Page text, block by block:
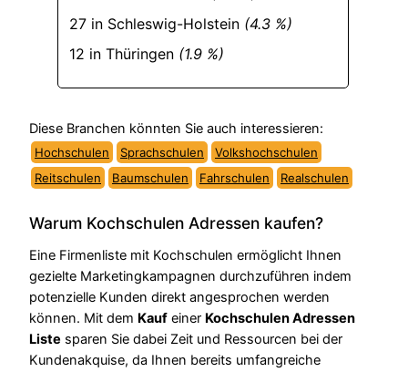
27 in Schleswig-Holstein (4.3 %)
12 in Thüringen (1.9 %)
Diese Branchen könnten Sie auch interessieren:
Hochschulen Sprachschulen
Volkshochschulen
Reitschulen
Baumschulen Fahrschulen Realschulen
Warum Kochschulen Adressen kaufen?
Eine Firmenliste mit Kochschulen ermöglicht Ihnen
gezielte Marketingkampagnen durchzuführen indem
potenzielle Kunden direkt angesprochen werden
können. Mit dem Kauf einer Kochschulen Adressen
Liste sparen Sie dabei Zeit und Ressourcen bei der
Kundenakquise, da Ihnen bereits umfangreiche